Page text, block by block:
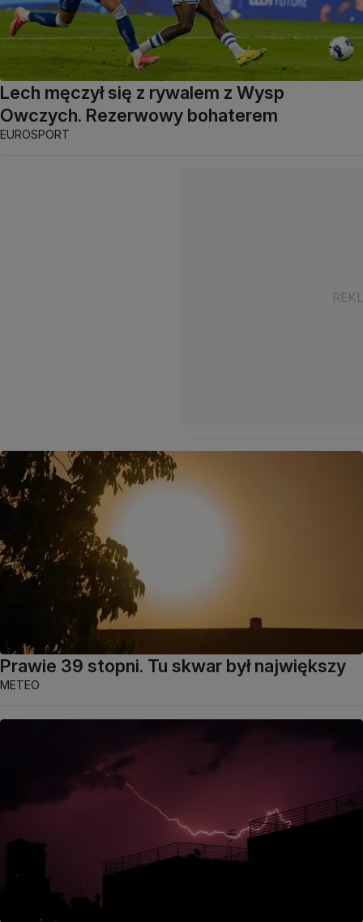
Lech męczył się z rywalem z Wysp
Owczych. Rezerwowy bohaterem
EUROSPORT
Prawie 39 stopni. Tu skwar był największy
METEO